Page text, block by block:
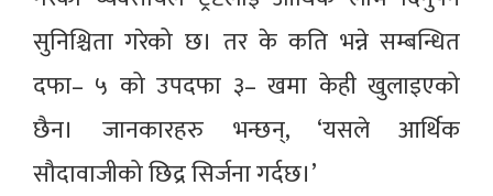
सुनिश्चिता गरेको छ। तर के कति भन्ने सम्बन्धित
दफा– ५ को उपदफा ३– खमा केही खुलाइएको
छैन। जानकारहरु भन्छन्, ‘यसले आर्थिक
सौदावाजीको छिद्र सिर्जना गर्दछ।’